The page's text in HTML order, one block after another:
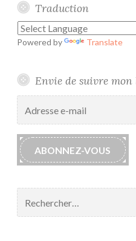
Traduction
Powered by Translate
Envie de suivre mon
mail
ABONNEZ-VOUS